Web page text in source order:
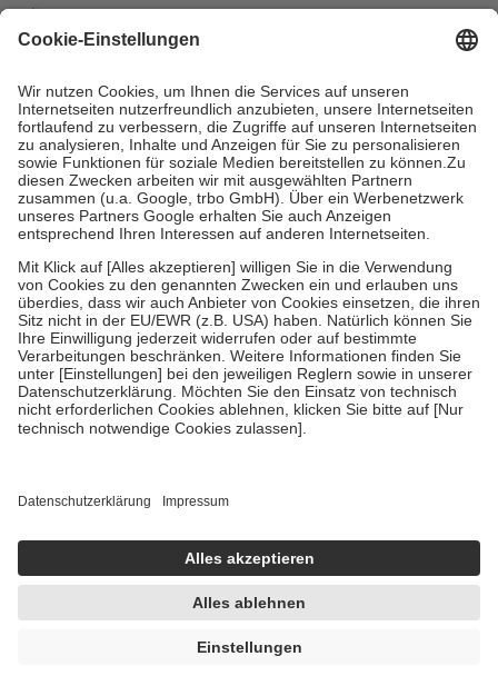
mit.
Grundsätzlich leisten Mitglieder Zuzahlungen in Höhe von zehn
höchstens zehn Euro.
Es sind jedoch nie mehr als die tatsächlichen
Kosten der Leistung zu entrichten.
Diese Regeln gelten grundsätzlich auch für Online-Apotheken.
Bei Heilmitteln und häuslicher Krankenpflege beträgt die
Zuzahlung zehn Prozent der Kosten sowie zehn Euro je
Verordnung.
Um das Engagement der Versicherten für ihre eigene Gesundheit zu
stärken und die besondere Stellung der Familie zu unterstützen,
fallenkeine Zuzahlungenan bei:
• Kindern und Jugendlichen bis zum vollendeten 18. Lebensjahr
mit Ausnahme der Fahrkosten
• Untersuchungen zur Vorsorge und Früherkennung, die von der
GKV getragen werden
• empfohlenen Schutzimpfungen
• Harn- und Blutteststreifen
getroffen, um sicherzustellen, dass es sich um echte Bewertungen
https://help.etrusted.com/hc/de/articles/4419944605341
Einige Bilder und Inhalte wurden unter Zuhilfenahme künstlicher